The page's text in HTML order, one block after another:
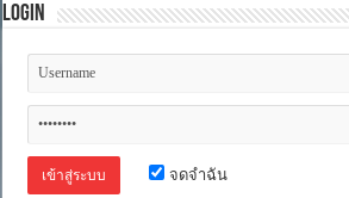
Login
จดจำฉัน